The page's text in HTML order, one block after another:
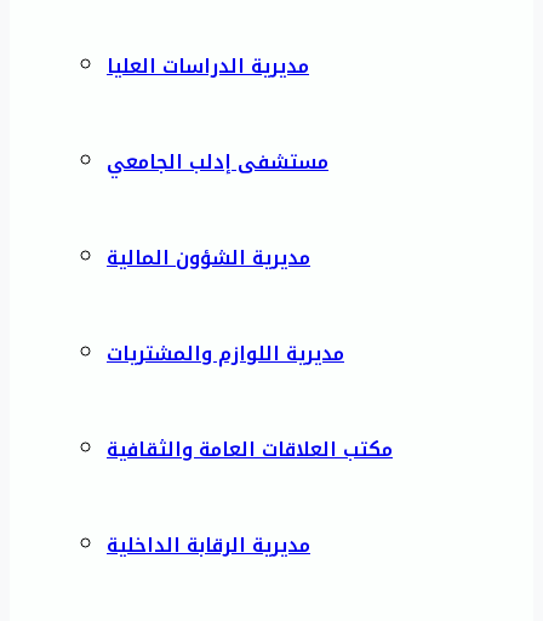
مديرية الدراسات العليا
مستشفى إدلب الجامعي
مديرية الشؤون المالية
مديرية اللوازم والمشتريات
مكتب العلاقات العامة والثقافية
مديرية الرقابة الداخلية